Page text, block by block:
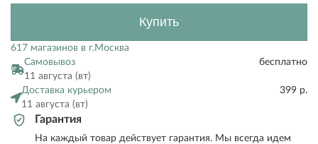
Купить
617 магазинов в г.Москва
Самовывоз
11 августа (вт)
бесплатно
Доставка курьером
11 августа (вт)
399 р.
Гарантия
На каждый товар действует гарантия. Мы всегда идем